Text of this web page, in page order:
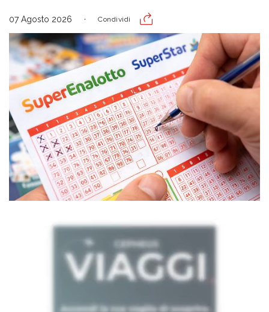
07 Agosto 2026 Condividi